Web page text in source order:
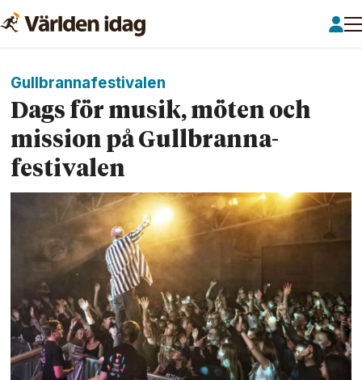
Gullbrannafestivalen
Dags för musik, möten och
mission på Gullbranna­
festivalen